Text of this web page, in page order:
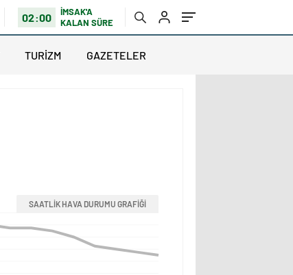
02:00
İMSAK'A
KALAN SÜRE
TURİZM GAZETELER
SAATLİK HAVA DURUMU GRAFİĞİ